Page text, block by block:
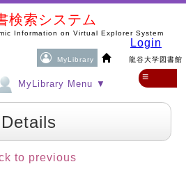
検索システム
Information on Virtual Explorer System
MyLibrary 龍谷大学図書館
Login
MyLibrary Menu ▼
≡
to previous